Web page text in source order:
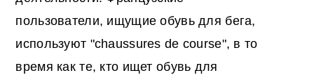
пользователи, ищущие обувь для бега,
используют "chaussures de course", в то
время как те, кто ищет обувь для